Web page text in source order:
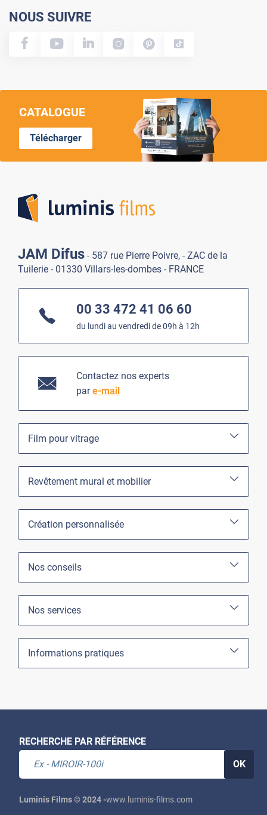
NOUS SUIVRE
CATALOGUE
Télécharger
JAM Difus - 587 rue Pierre Poivre, - ZAC de la
Tuilerie - 01330 Villars-les-dombes - FRANCE
00 33 472 41 06 60
du lundi au vendredi de 09h à 12h
Contactez nos experts
pare-mail
Film pour vitrage
Revêtement mural et mobilier
Création personnalisée
Nos conseils
Nos services
Informations pratiques
RECHERCHE PAR RÉFÉRENCE
OK
Luminis Films © 2024 -www.luminis-films.com